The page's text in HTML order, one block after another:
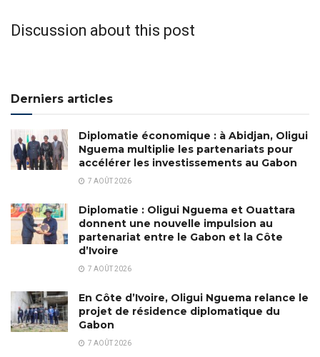
Discussion about this post
Derniers articles
Diplomatie économique : à Abidjan, Oligui
Nguema multiplie les partenariats pour
accélérer les investissements au Gabon
7 AOÛT 2026
Diplomatie : Oligui Nguema et Ouattara
donnent une nouvelle impulsion au
partenariat entre le Gabon et la Côte
d’Ivoire
7 AOÛT 2026
En Côte d’Ivoire, Oligui Nguema relance le
projet de résidence diplomatique du
Gabon
7 AOÛT 2026